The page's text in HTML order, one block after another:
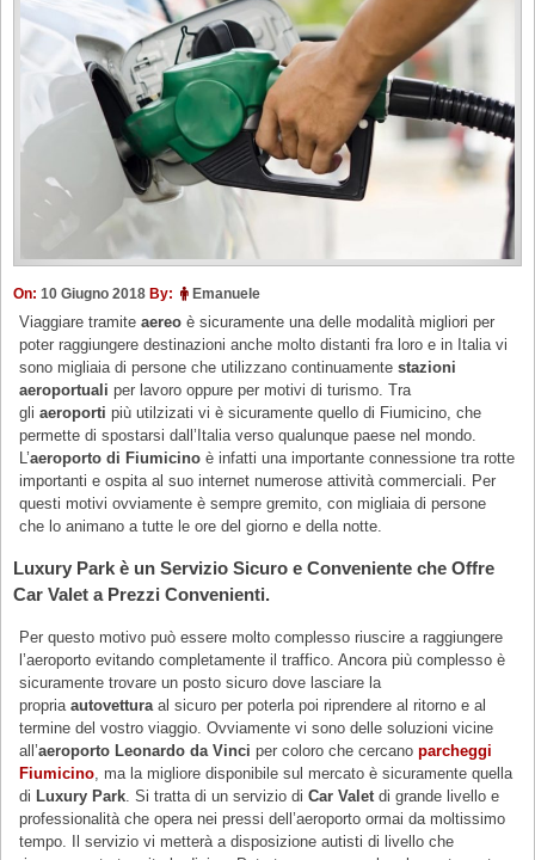
On: 10 Giugno 2018 By: Emanuele
Viaggiare tramiteaereoè sicuramente una delle modalità migliori per
poter raggiungere destinazioni anche molto distanti fra loro e in Italia vi
sono migliaia di persone che utilizzano continuamentestazioni
aeroportualiper lavoro oppure per motivi di turismo. Tra
gliaeroportipiù utilzizati vi è sicuramente quello di Fiumicino, che
permette di spostarsi dall’Italia verso qualunque paese nel mondo.
L’aeroporto di Fiumicinoè infatti una importante connessione tra rotte
importanti e ospita al suo internet numerose attività commerciali. Per
questi motivi ovviamente è sempre gremito, con migliaia di persone
che lo animano a tutte le ore del giorno e della notte.
Luxury Park è un Servizio Sicuro e Conveniente che Offre
Car Valet a Prezzi Convenienti.
Per questo motivo può essere molto complesso riuscire a raggiungere
l’aeroporto evitando completamente il traffico. Ancora più complesso è
sicuramente trovare un posto sicuro dove lasciare la
propriaautovetturaal sicuro per poterla poi riprendere al ritorno e al
termine del vostro viaggio. Ovviamente vi sono delle soluzioni vicine
all’aeroporto Leonardo da Vinciper coloro che cercanoparcheggi
Fiumicino , ma la migliore disponibile sul mercato è sicuramente quella
di Luxury Park . Si tratta di un servizio diCar Valetdi grande livello e
professionalità che opera nei pressi dell’aeroporto ormai da moltissimo
tempo. Il servizio vi metterà a disposizione autisti di livello che